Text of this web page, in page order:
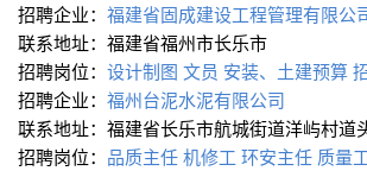
招聘企业： 福建省固成建设工程管理有限公
联系地址：福建省福州市长乐市
招聘岗位： 设计制图 文员 安装、土建预算
招聘企业： 福州台泥水泥有限公司
联系地址：福建省长乐市航城街道洋屿村道
招聘岗位： 品质主任机修工 环安主任 质量